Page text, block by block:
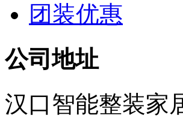
团装优惠
公司地址
汉口智能整装家